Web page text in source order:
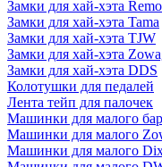
Замки для хай-хэта Remo
Замки для хай-хэта Tama
Замки для хай-хэта TJW
Замки для хай-хэта
Замки для хай-хэта DDS
Колотушки для педалей
Лента тейп для палочек
Машинки для малого
Машинки для малого
Машинки для малого